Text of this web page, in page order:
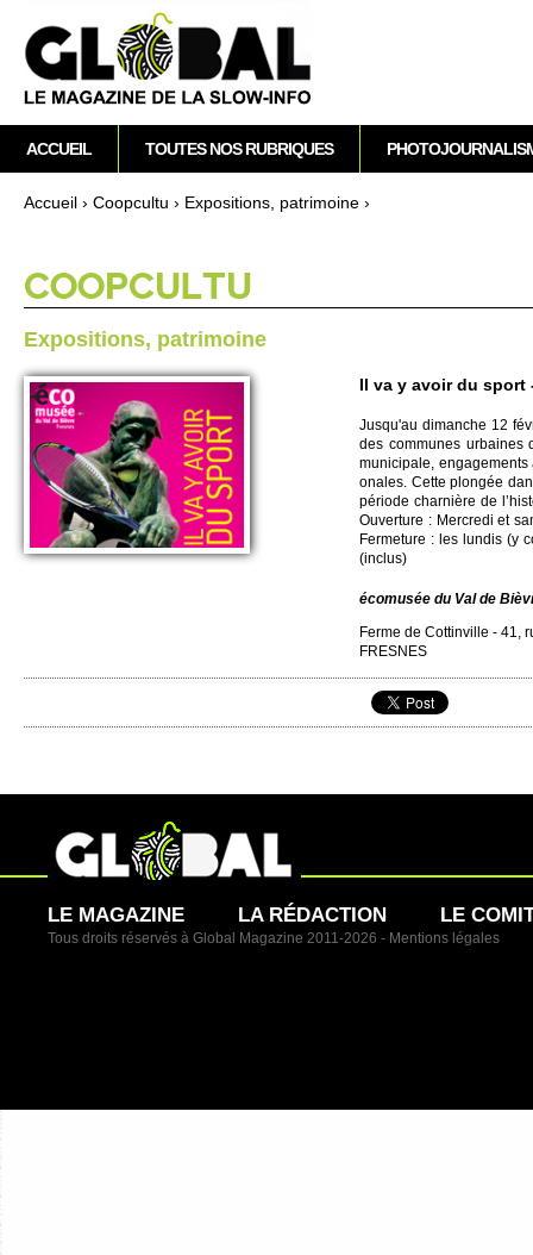
Accueil › Co­opcultu › Expo­si­ti­ons, patri­moine ›
CO­OPCULTU
Expo­si­ti­ons, patri­moine
Il va y avoir du sport
Jus­qu'au dimanche 12
des co­mmunes urbaines
muni­ci­pale,
onales. Cette plongée
période charnière de
Ouve­rture : Mer­credi et
Fermeture : les lundis (y
(in­clus)
écomusée du Val de
Ferme de Cottinvi­lle - 41,
FRE­SNES
M
e
n
r
i
n
i
p
a
ACCUEIL TOUTES NOS RUBRIQUES
LE MAGAZINE LA RÉDACTION LE
Tous droits réservés à Global Magazine 2011-2026 - Mentions légales